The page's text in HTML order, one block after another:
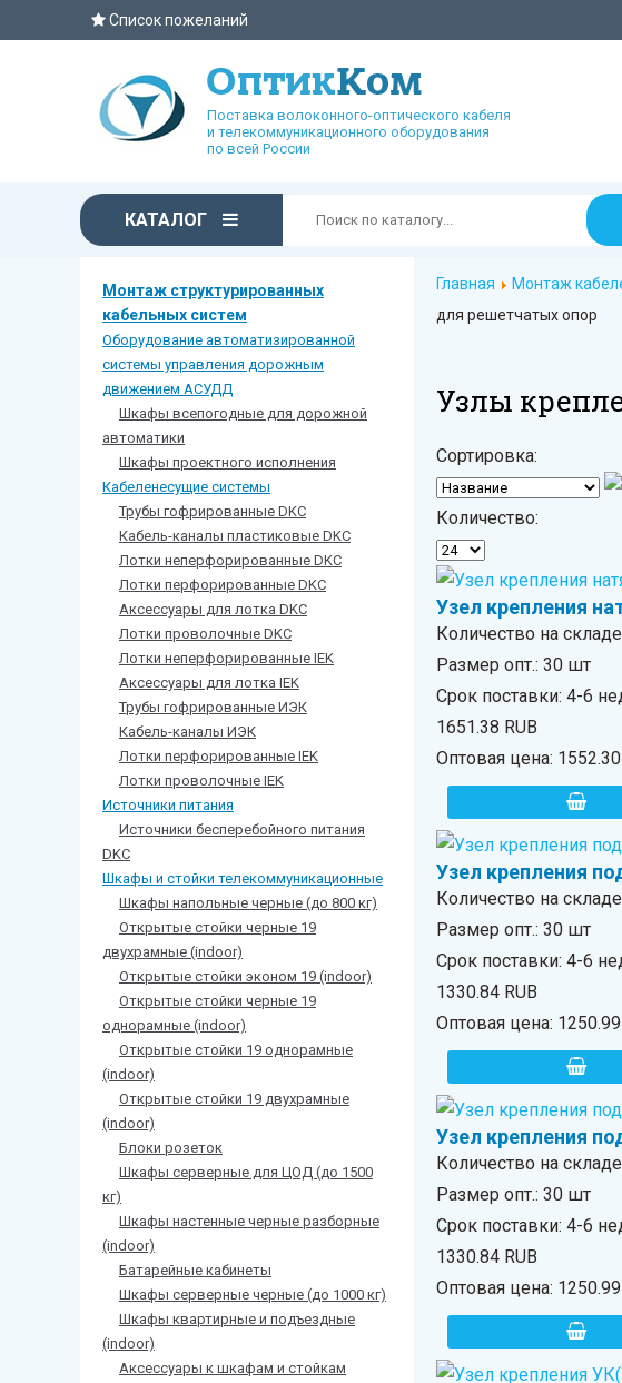
Список пожеланий
Поставка волоконного-оптического кабеля
и телекоммуникационного оборудования
по всей России
КАТАЛОГ
Монтаж структурированных
кабельных систем
Оборудование автоматизированной
системы управления дорожным
движением АСУДД
Шкафы всепогодные для дорожной
автоматики
Шкафы проектного исполнения
Кабеленесущие системы
Трубы гофрированные DKC
Кабель-каналы пластиковые DKC
Лотки неперфорированные DKC
Лотки перфорированные DKC
Аксессуары для лотка DKC
Лотки проволочные DKC
Лотки неперфорированные IEK
Аксессуары для лотка IEK
Трубы гофрированные ИЭК
Кабель-каналы ИЭК
Лотки перфорированные IEK
Лотки проволочные IEK
Источники питания
Источники бесперебойного питания
DKС
Шкафы и стойки телекоммуникационные
Шкафы напольные черные (до 800 кг)
Открытые стойки черные 19
двухрамные (indoor)
Открытые стойки эконом 19 (indoor)
Открытые стойки черные 19
однорамные (indoor)
Открытые стойки 19 однорамные
(indoor)
Открытые стойки 19 двухрамные
(indoor)
Блоки розеток
Шкафы серверные для ЦОД (до 1500
кг)
Шкафы настенные черные разборные
(indoor)
Батарейные кабинеты
Шкафы серверные черные (до 1000 кг)
Шкафы квартирные и подъездные
(indoor)
Аксессуары к шкафам и стойкам
Главная Монтаж
для решетчатых опор
Узлы
Сортировка:
Количество:
Узел крепления
Количество на
Размер опт.: 30 шт
Срок поставки: 4-6
1651.38 RUB
Оптовая цена:
Узел крепления
Количество на
Размер опт.: 30 шт
Срок поставки: 4-6
1330.84 RUB
Оптовая цена:
Узел крепления
Количество на
Размер опт.: 30 шт
Срок поставки: 4-6
1330.84 RUB
Оптовая цена: